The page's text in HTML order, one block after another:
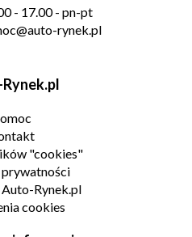
- 17.00 - pn-pt
rynek.pl
"cookies"
Auto-Rynek.pl
cookies